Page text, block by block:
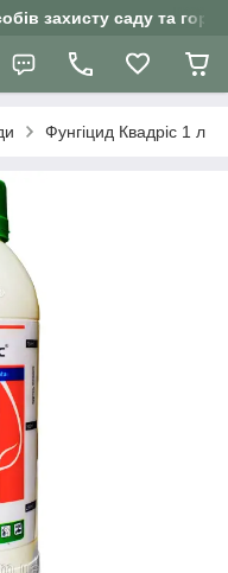
захисту саду та
Фунгіцид Квадріс 1 л